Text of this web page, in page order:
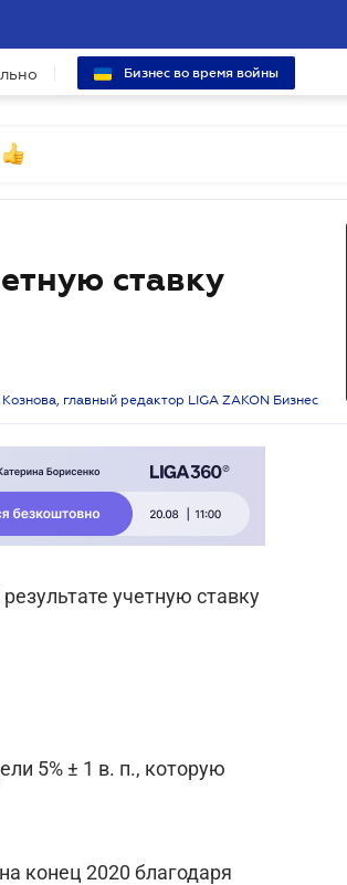
Бизнес во время войны
ставку
главный редактор LIGA ZAKON Бизнес
учетную ставку
5% ± 1 в. п., которую
конец 2020 благодаря